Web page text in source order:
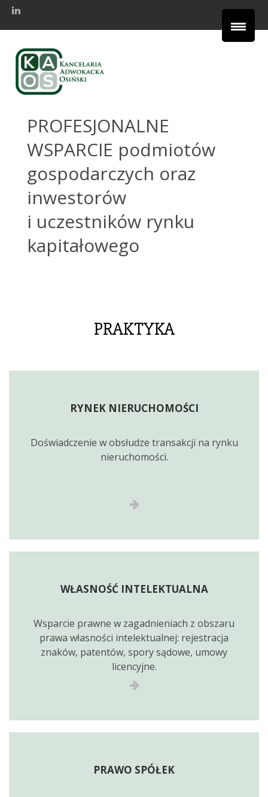
PROFESJONALNE
WSPARCIE podmiotów
gospodarczych oraz
inwestorów
i uczestników rynku
kapitałowego
PRAKTYKA
RYNEK NIERUCHOMOŚCI
Doświadczenie w obsłudze transakcji na rynku
nieruchomości.
WŁASNOŚĆ INTELEKTUALNA
Wsparcie prawne w zagadnieniach z obszaru
prawa własności intelektualnej: rejestracja
znaków, patentów, spory sądowe, umowy
licencyjne.
PRAWO SPÓŁEK